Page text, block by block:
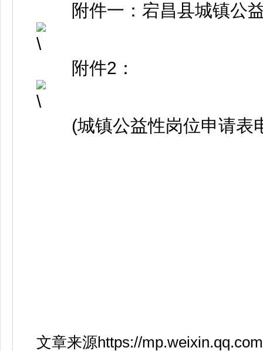
附件一：宕昌县城镇公益
附件2：
(城镇公益性岗位申请表
文章来源https://